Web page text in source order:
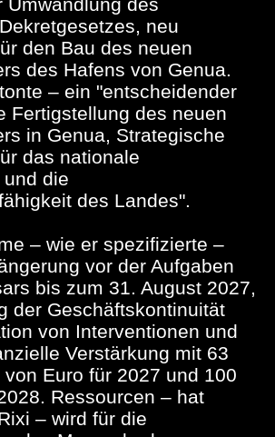
neu
den Bau des neuen
des Hafens von Genua.
– ein "entscheidender
Fertigstellung des neuen
in Genua, Strategische
das nationale
die
des Landes".
– wie er spezifizierte –
vor der Aufgaben
bis zum 31. August 2027,
der Geschäftskontinuität
von Interventionen und
Verstärkung mit 63
Euro für 2027 und 100
Ressourcen – hat
– wird für die